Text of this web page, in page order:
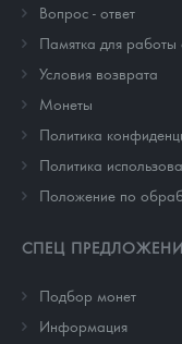
Вопрос - ответ
Памятка для работы
Условия возврата
Монеты
Политика
Политика
Положение по
СПЕЦ
Подбор монет
Информация